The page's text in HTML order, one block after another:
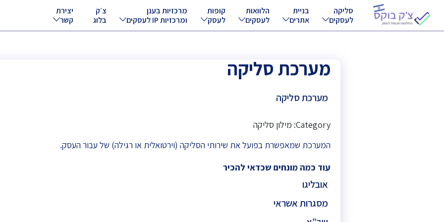
סליקה
לעסקים
בניית
אתרים
הלוואות
לעסקים
קופות
לעסק
מרכזיות בענן
ומרכזיות IP לעסקים
צ׳ק
בלוג
יצירת
קשר
מערכת סליקה
מערכת סליקה
Category: מילון סליקה
המערכת שמאפשרת בפועל את שירותי הסליקה (וירטואלית או רגילה) של עבור העסק.
עוד כמה מונחים שכדאי להכיר
אובליגו
מסגרות אשראי